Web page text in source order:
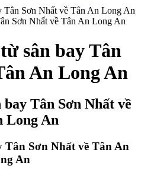
Sơn Nhất về Tân An Long An
sân bay Tân
An Long An
Tân Sơn Nhất về
Long An
Tân Sơn Nhất về Tân An
An